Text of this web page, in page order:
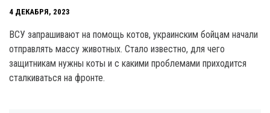
4 ДЕКАБРЯ, 2023
ВСУ запрашивают на помощь котов, украинским бойцам начали
отправлять массу животных. Стало известно, для чего
защитникам нужны коты и с какими проблемами приходится
сталкиваться на фронте.